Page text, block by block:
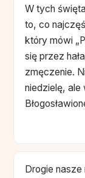
W tych
to, co
który mówi
się przez
zmęczenie.
niedzielę, ale
Drogie